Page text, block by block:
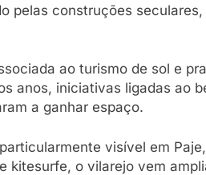
pelas construções
ao turismo de sol e
anos, iniciativas ligadas ao
a ganhar espaço.
visível em
kitesurfe, o vilarejo vem